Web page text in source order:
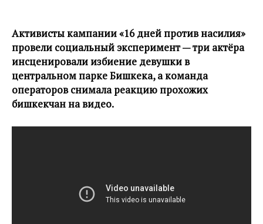
Активисты кампании «16 дней против насилия»
провели социальный эксперимент — три актёра
инсценировали избиение девушки в
центральном парке Бишкека, а команда
операторов снимала реакцию прохожих
бишкекчан на видео.